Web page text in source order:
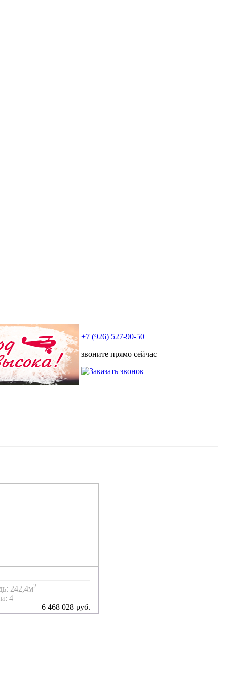
+7 (926) 527-90-50
звоните прямо сейчас
242,4м2
4
6 468 028 руб.